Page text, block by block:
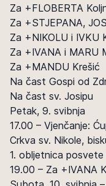
Za +FLOBERTA
Za +STJEPANA,
Za +NIKOLU i IVKU
Za +IVANA i MARU
Za +MANDU Krešić
Na čast Gospi od
Na čast sv. Josipu
Petak, 9. svibnja
17.00 – Vjenčanje:
Crkva sv. Nikole,
1. obljetnica posvete
19.00 – Za +IVANA